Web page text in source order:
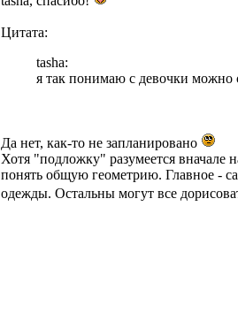
Цитата:
tasha:
я так понимаю с девочки можно
Да нет, как-то не запланировано
Хотя "подложку" разумеется вначале
понять общую геометрию. Главное -
одежды. Остальны могут все